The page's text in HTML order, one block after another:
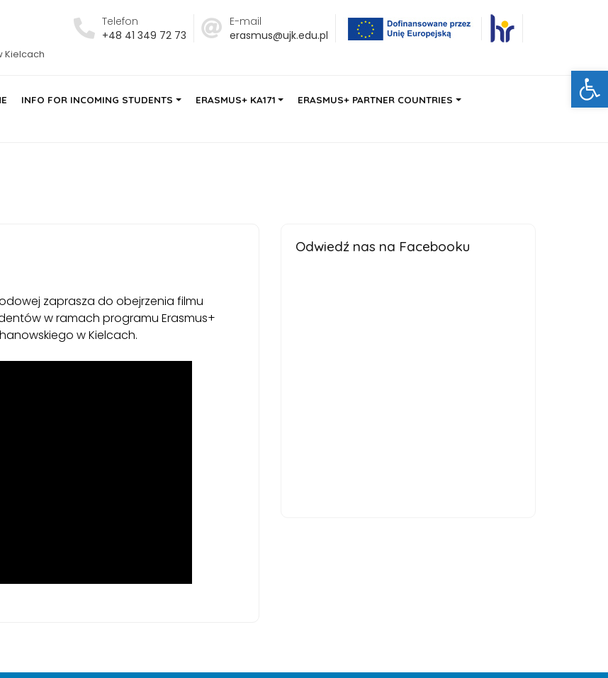
Kielcach
Telefon
+48 41 349 72 73
E-mail
erasmus@ujk.edu.pl
INFO FOR INCOMING STUDENTS ERASMUS+ KA171
ERASMUS+ PARTNER COUNTRIES
zaprasza do obejrzenia filmu
w ramach programu Erasmus+
w Kielcach.
Odwiedź nas na Facebooku